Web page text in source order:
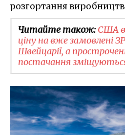
розгортання
Читайте також:​США
ціну на вже замовлені
Швейцарії, а
постачання